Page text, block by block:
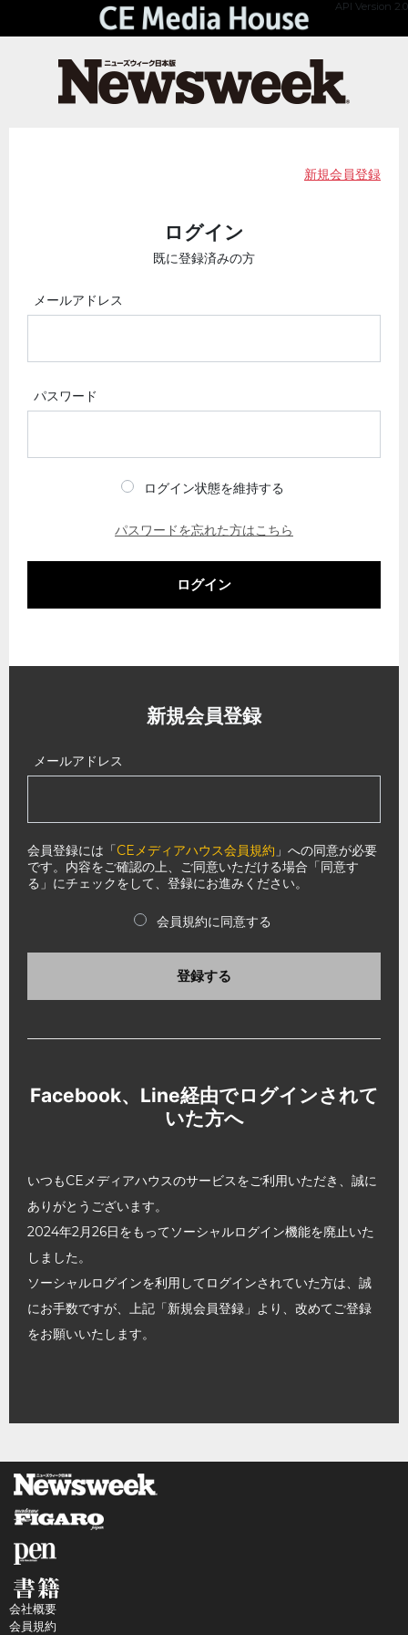
API Version 2.0
新規会員登録
ログイン
既に登録済みの方
メールアドレス
パスワード
ログイン状態を維持する
パスワードを忘れた方はこちら
ログイン
新規会員登録
メールアドレス
会員登録には「CEメディアハウス会員規約 」への同意が必要
です。内容をご確認の上、ご同意いただける場合「同意す
る」にチェックをして、登録にお進みください。
会員規約に同意する
登録する
Facebook、Line経由でログインされて
いた方へ
いつもCEメディアハウスのサービスをご利用いただき、誠に
ありがとうございます。
2024年2月26日をもってソーシャルログイン機能を廃止いた
しました。
ソーシャルログインを利用してログインされていた方は、誠
にお手数ですが、上記「新規会員登録」より、改めてご登録
をお願いいたします。
会社概要
会員規約